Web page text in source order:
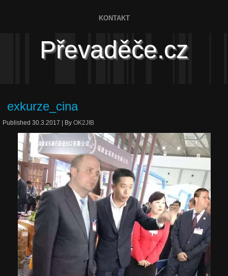
KONTAKT
Převaděče.cz
exkurze_cina
Published 30.3.2017 By OK2JIB